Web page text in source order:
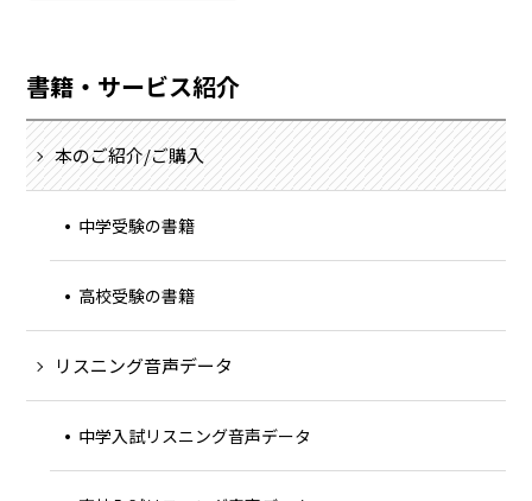
書籍・サービス紹介
本のご紹介/ご購入
中学受験の書籍
高校受験の書籍
リスニング音声データ
中学入試リスニング音声データ